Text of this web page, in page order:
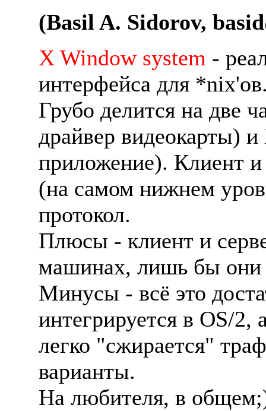
(Basil A. Sidorov,
X Window system -
интерфейса для
Грубо делится на две
драйвер видеокарты)
приложение). Клиент
(на самом нижнем
протокол.
Плюсы - клиент и
машинах, лишь бы они
Минусы - всё это
интегрируется в OS/2,
легко "сжирается"
варианты.
Hа любителя, в